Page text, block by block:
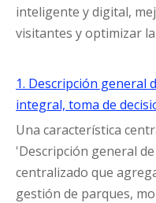
inteligente y digital,
visitantes y optimizar
1. Descripción general
integral, toma de
Una característica
'Descripción general
centralizado que
gestión de parques,